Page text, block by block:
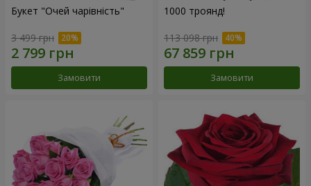
Букет "Очей чарівність"
3 499 грн
Замовити
1000 троянд!
113 098 грн
Замовити